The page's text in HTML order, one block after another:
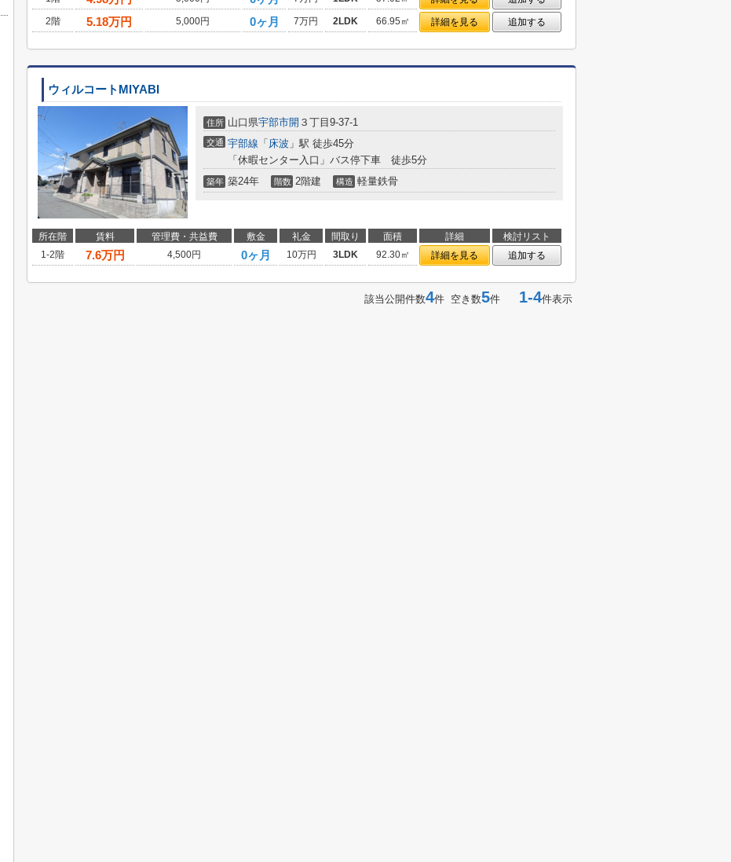
2階
5.18万円 5,000円 0ヶ月 7万円 2LDK 66.95㎡ 詳細を見る 追加する
ウィルコートMIYABI
住所 山口県宇部市開 ３丁目9-37-1
交通 宇部線 「 床波 」駅 徒歩45分
「休暇センター入口」バス停下車 徒歩5分
築年 築24年 階数 2階建 構造 軽量鉄骨
所在階 賃料 管理費・共益費 敷金 礼金 間取り 面積 詳細
検討リスト
1-2階
7.6万円 4,500円 0ヶ月 10万円 3LDK 92.30㎡ 詳細を見る 追加する
該当公開件数4件 空き数5件 1-4件表示